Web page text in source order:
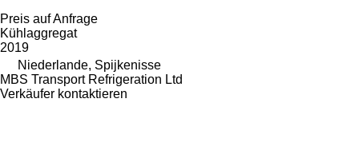
Preis auf Anfrage
Kühlaggregat
2019
Niederlande, Spijkenisse
MBS Transport Refrigeration Ltd
Verkäufer kontaktieren